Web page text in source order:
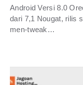
Android Versi 8.0
dari 7,1 Nougat, rilis
men-tweak…